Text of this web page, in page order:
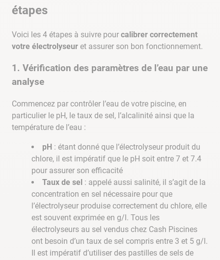
étapes
Voici les 4 étapes à suivre pour calibrer correctement
votre électrolyseur et assurer son bon fonctionnement.
1. Vérification des paramètres de l’eau par une
analyse
Commencez par contrôler l’eau de votre piscine, en
particulier le pH, le taux de sel, l’alcalinité ainsi que la
température de l’eau :
pH : étant donné que l’électrolyseur produit du
chlore, il est impératif que le pH soit entre 7 et 7.4
pour assurer son efficacité
Taux de sel : appelé aussi salinité, il s’agit de la
concentration en sel nécessaire pour que
l’électrolyseur produise correctement du chlore, elle
est souvent exprimée en g/l. Tous les
électrolyseurs au sel vendus chez Cash Piscines
ont besoin d’un taux de sel compris entre 3 et 5 g/l.
Il est impératif d’utiliser des pastilles de sels de